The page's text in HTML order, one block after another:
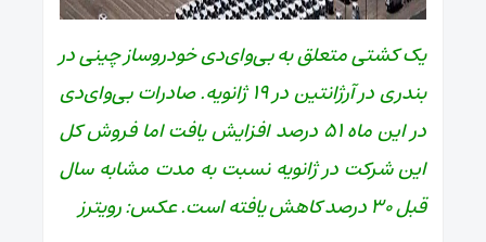
یک کشتی متعلق به بی‌وای‌دی خودروساز چینی در
بندری در آرژانتین در 19 ژانویه. صادرات بی‌وای‌دی
در این ماه 51 درصد افزایش یافت اما فروش کل
این شرکت در ژانویه نسبت به مدت مشابه سال
قبل 30 درصد کاهش یافته است. عکس: رویترز